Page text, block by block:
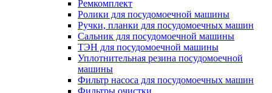
Ремкомплект
Ролики для посудомоечной машины
Ручки, планки для посудомоечных машин
Сальник для посудомоечной машины
ТЭН для посудомоечной машины
Уплотнительная резина посудомоечной
машины
Фильтр насоса для посудомоечных машин
Фильтры очистки